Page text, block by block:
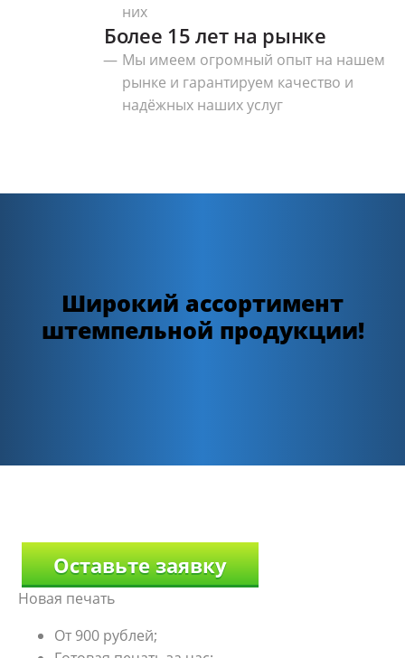
них
Более 15 лет на рынке
Мы имеем огромный опыт на нашем
рынке и гарантируем качество и
надёжных наших услуг
Широкий ассортимент
штемпельной продукции!
Оставьте заявку
Новая печать
От 900 рублей;